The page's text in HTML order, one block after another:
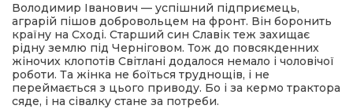
Володимир Іванович — успішний підприємець,
аграрій пішов добровольцем на фронт. Він боронить
країну на Сході. Старший син Славік теж захищає
рідну землю під Черніговом. Тож до повсякденних
жіночих клопотів Світлані додалося немало і чоловічої
роботи. Та жінка не боїться труднощів, і не
переймається з цього приводу. Бо і за кермо трактора
сяде, і на сівалку стане за потреби.